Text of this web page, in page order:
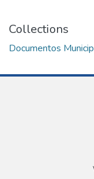
Collections
Documentos